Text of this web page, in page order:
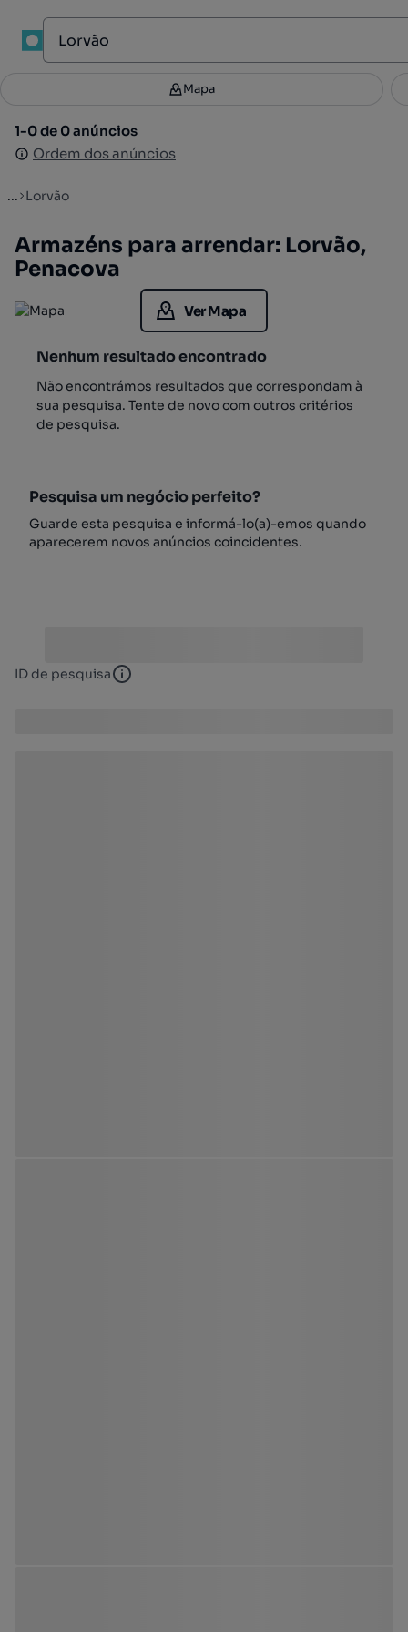
Filtros 3
1-0 de 0 anúncios
Ordem dos anúncios
Mapa
1-0 de 0 anúncios
Ordem dos anúncios
... Lorvão
Armazéns para arrendar: Lorvão,
Penacova
Ver Mapa
Nenhum resultado encontrado
Não encontrámos resultados que correspondam à
sua pesquisa. Tente de novo com outros critérios
de pesquisa.
Pesquisa um negócio perfeito?
Guarde esta pesquisa e informá-lo(a)-emos quando
aparecerem novos anúncios coincidentes.
ID de pesquisa ID de pesquisa